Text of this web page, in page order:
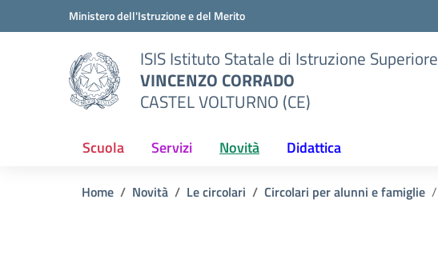
Vai ai contenuti
Vai al menu di navigazioneMinistero dell'Istruzione e del Merito
ISIS Istituto Statale di Istruzione Superiore
VINCENZO CORRADO
CASTEL VOLTURNO (CE)
Scuola Servizi Novità Didattica
Home Novità Le circolari Circolari per alunni e famiglie